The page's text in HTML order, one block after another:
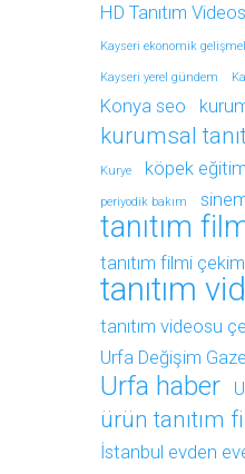
HD Tanıtım
Kayseri ekonomik
Kayseri yerel gündem
Konya seo
kurumsal
Kurye köpek
periyodik bakım
tanıtım
tanıtım filmi
tanıtım
tanıtım videosu
Urfa Değişim
Urfa haber
ürün tanıtım
İstanbul evden